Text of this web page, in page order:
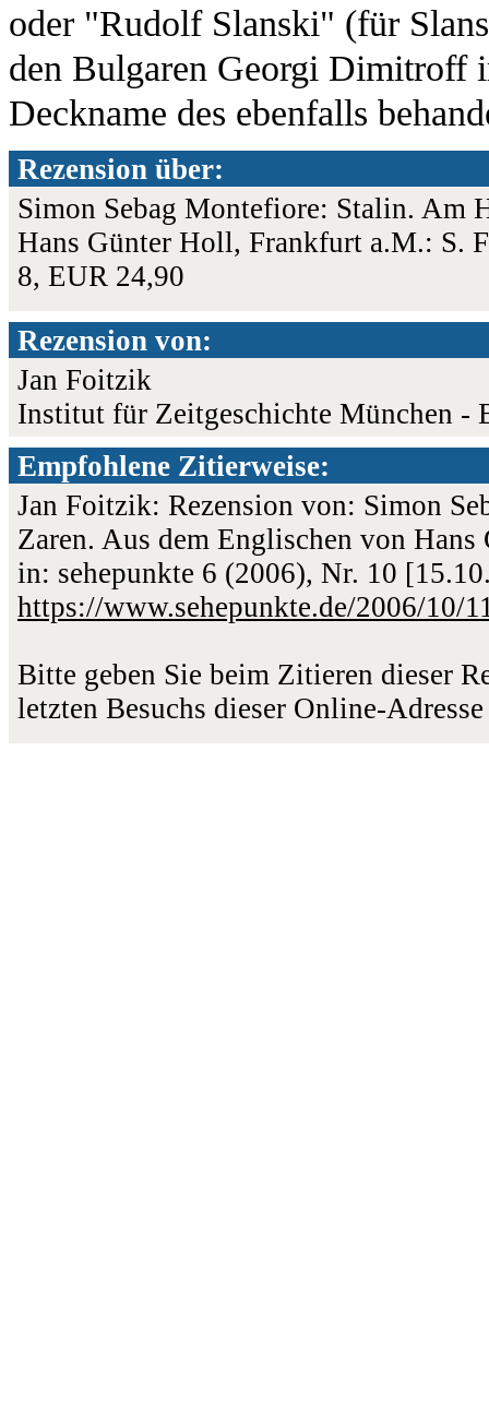
oder "Rudolf Slanski" (für
den Bulgaren Georgi Dimitroff
Deckname des ebenfalls
Rezension über:
Simon Sebag Montefiore: Stalin. Am
Hans Günter Holl, Frankfurt a.M.: S.
8, EUR 24,90
Rezension von:
Jan Foitzik
Institut für Zeitgeschichte München -
Empfohlene Zitierweise:
Jan Foitzik: Rezension von: Simon
Zaren. Aus dem Englischen von
in: sehepunkte 6 (2006), Nr. 10
https://www.sehepunkte.de/2006/10/
Bitte geben Sie beim Zitieren dieser
letzten Besuchs dieser Online-Adresse